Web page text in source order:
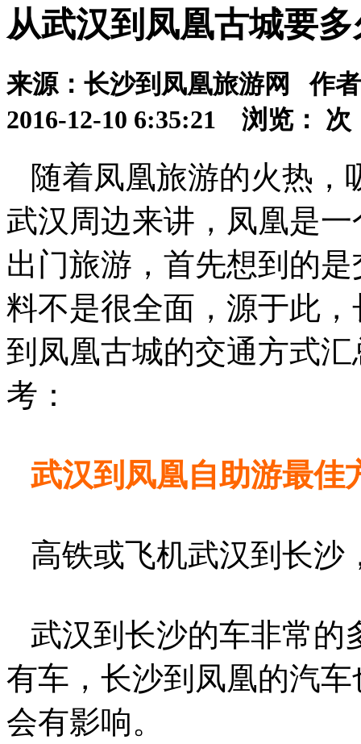
从武汉到凤凰古城要
来源：长沙到凤凰旅游网 作
2016-12-10 6:35:21 浏览： 次
随着凤凰旅游的火热，
武汉周边来讲，凤凰是
出门旅游，首先想到的
料不是很全面，源于此
到凤凰古城的交通方式
考：
武汉到凤凰自助游最佳
高铁或飞机武汉到长沙
武汉到长沙的车非常的
有车，长沙到凤凰的汽
会有影响。